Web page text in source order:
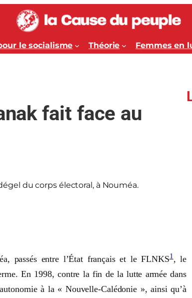
le socialisme Théorie Femmes en
fait face au
passés entre l’État français et le FLNKS1, le
En 1998, contre la fin de la lutte armée dans
à la « Nouvelle-Calédonie », ainsi qu’à